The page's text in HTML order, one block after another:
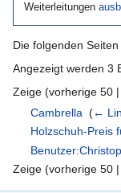
Weiterleitungen
Die folgenden
Angezeigt werden 3
Zeige (vorherige 50
Cambrella ‎(←
Holzschuh-Preis
Zeige (vorherige 50